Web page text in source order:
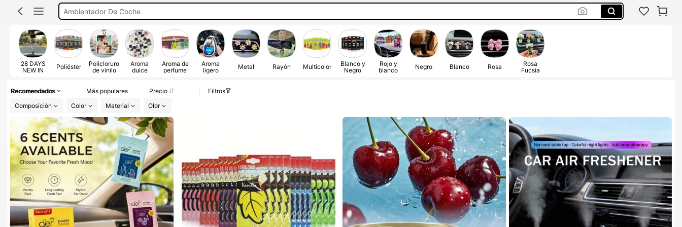
Accesorios Para Carro
Ambientador Para Carro
Aromatizante Para Carro
28 DAYS
NEW IN
Poliéster
Policloruro
de vinilo
Aroma
dulce
Aroma de
perfume
Aroma
ligero
Metal Rayón Multicolor
Blanco y
Negro
Rojo y
blanco
Negro Blanco Rosa
Rosa
Fucsia
Recomendados Más populares Precio
Filtros
Composición
Color Material Olor